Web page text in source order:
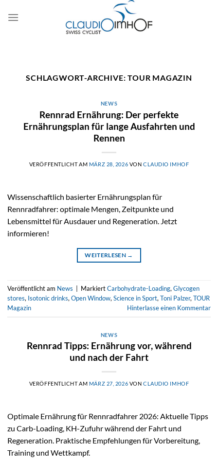
Inhalt
SCHLAGWORT-ARCHIVE:TOUR MAGAZIN
NEWS
Rennrad Ernährung: Der perfekte
Ernährungsplan für lange Ausfahrten und
Rennen
VERÖFFENTLICHT AM MÄRZ 28, 2026 VON CLAUDIO IMHOF
Wissenschaftlich basierter Ernährungsplan für
Rennradfahrer: optimale Mengen, Zeitpunkte und
Lebensmittel für Ausdauer und Regeneration. Jetzt
informieren!
WEITERLESEN →
Veröffentlicht am News MarkiertCarbohydrate-Loading, Glycogen
stores, Isotonic drinks, Open Window, Science in Sport, Toni Palzer, TOUR
Magazin
Hinterlasse einen Kommentar
NEWS
Rennrad Tipps: Ernährung vor, während
und nach der Fahrt
VERÖFFENTLICHT AM MÄRZ 27, 2026 VON CLAUDIO IMHOF
Optimale Ernährung für Rennradfahrer 2026: Aktuelle Tipps
zu Carb-Loading, KH-Zufuhr während der Fahrt und
Regeneration. Praktische Empfehlungen für Vorbereitung,
Training und Wettkampf.